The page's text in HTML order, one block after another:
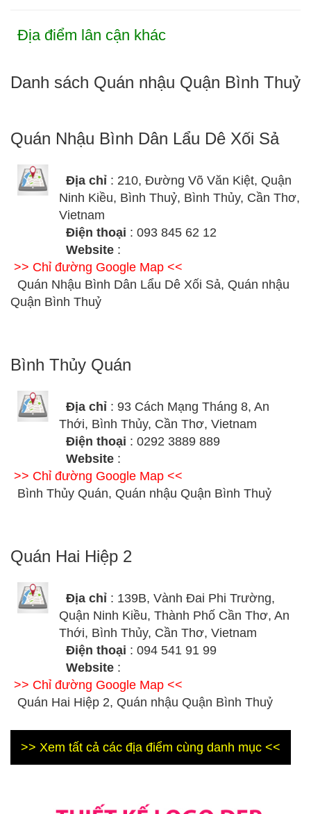
Địa điểm lân cận khác
Danh sách Quán nhậu Quận Bình Thuỷ
Quán Nhậu Bình Dân Lẩu Dê Xối Sả
Địa chỉ : 210, Đường Võ Văn Kiệt, Quận
Ninh Kiều, Bình Thuỷ, Bình Thủy, Cần Thơ,
Vietnam
Điện thoại : 093 845 62 12
Website :
>> Chỉ đường Google Map <<
Quán Nhậu Bình Dân Lẩu Dê Xối Sả, Quán nhậu
Quận Bình Thuỷ
Bình Thủy Quán
Địa chỉ : 93 Cách Mạng Tháng 8, An
Thới, Bình Thủy, Cần Thơ, Vietnam
Điện thoại : 0292 3889 889
Website :
>> Chỉ đường Google Map <<
Bình Thủy Quán, Quán nhậu Quận Bình Thuỷ
Quán Hai Hiệp 2
Địa chỉ : 139B, Vành Đai Phi Trường,
Quận Ninh Kiều, Thành Phố Cần Thơ, An
Thới, Bình Thủy, Cần Thơ, Vietnam
Điện thoại : 094 541 91 99
Website :
>> Chỉ đường Google Map <<
Quán Hai Hiệp 2, Quán nhậu Quận Bình Thuỷ
>> Xem tất cả các địa điểm cùng danh mục <<